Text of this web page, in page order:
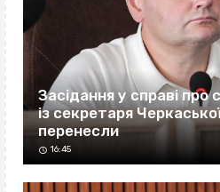
Засідання у справі про
із секретаря
перенесли
16:45